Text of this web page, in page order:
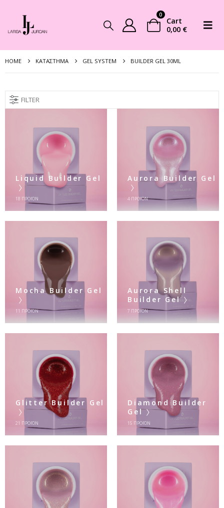
0
Cart
0,00 €
HOME ΚΑΤΆΣΤΗΜΑ GEL SYSTEM BUILDER GEL 30ML
FILTER
Liquid Builder Gel
18 ΠΡΟΪΌΝ
Aurora Builder Gel
4 ΠΡΟΪΌΝ
Mocha Builder Gel
11 ΠΡΟΪΌΝ
Aurora Shell
Builder Gel
7 ΠΡΟΪΌΝ
Glitter Builder Gel
21 ΠΡΟΪΌΝ
Diamond Builder
Gel
15 ΠΡΟΪΌΝ